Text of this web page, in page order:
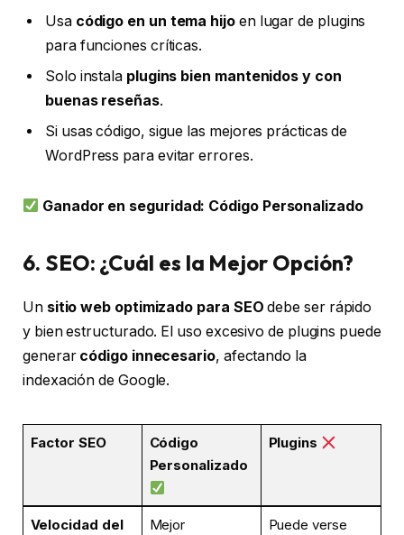
Usa código en un tema hijoen lugar de plugins
para funciones críticas.
Solo instala plugins bien mantenidos y con
buenas reseñas.
Si usas código, sigue las mejores prácticas de
WordPress para evitar errores.
Ganador en seguridad: Código Personalizado
6. SEO: ¿Cuál es la Mejor Opción?
Un sitio web optimizado para SEO debe ser rápido
y bien estructurado. El uso excesivo de plugins puede
generar código innecesario, afectando la
indexación de Google.
Factor SEO
Código
Personalizado
Plugins
Velocidad del
Mejor
Puede verse